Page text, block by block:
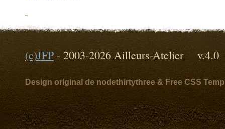
(c)JFP - 2003-2026 Ailleurs-Atelier
Design original de nodethirtythree & Free CSS